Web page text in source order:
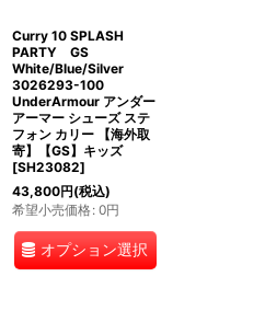
Curry 10 SPLASH
PARTY GS
White/Blue/Silver
3026293-100
UnderArmour アンダー
アーマー シューズ ステ
フォン カリー 【海外取
寄】【GS】キッズ
[SH23082]
43,800円(税込)
希望小売価格: 0円
オプション選択